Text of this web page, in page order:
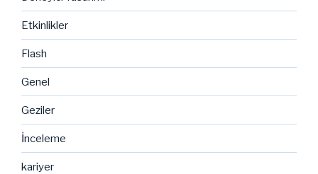
Etkinlikler
Flash
Genel
Geziler
İnceleme
kariyer